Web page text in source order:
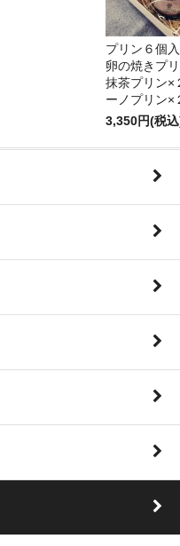
プリン６個
卵の焼きプ
抹茶プリン×
ーノプリン×
3,350円(税